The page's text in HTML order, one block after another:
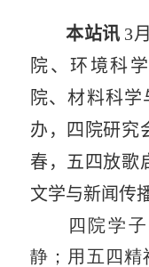
本站讯 3月
院、环境科
院、材料科
办，四院研究
春，五四放歌
文学与新闻传
四院学子
静；用五四精